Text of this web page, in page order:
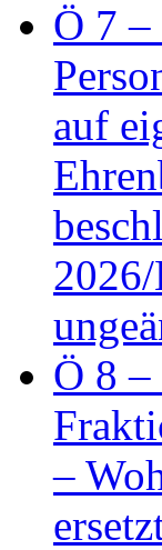
Ö 7 –
auf
Ö 8
–